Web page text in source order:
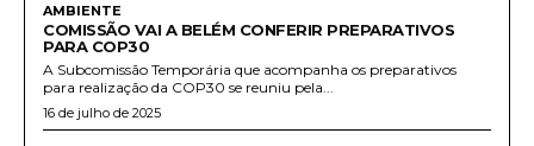
AMBIENTE
COMISSÃO VAI A BELÉM CONFERIR PREPARATIVOS
PARA COP30
A Subcomissão Temporária que acompanha os preparativos
para realização da COP30 se reuniu pela...
16 de julho de 2025